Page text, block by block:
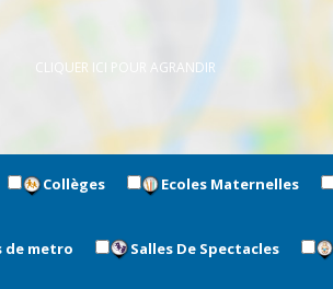
CLIQUER ICI POUR AGRANDIR
Collèges Ecoles Maternelles
de metro Salles De Spectacles